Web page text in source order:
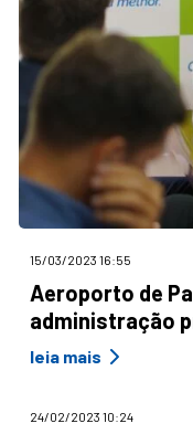
15/03/2023 16:55
Aeroporto de
administração
leia mais
24/02/2023 10:24